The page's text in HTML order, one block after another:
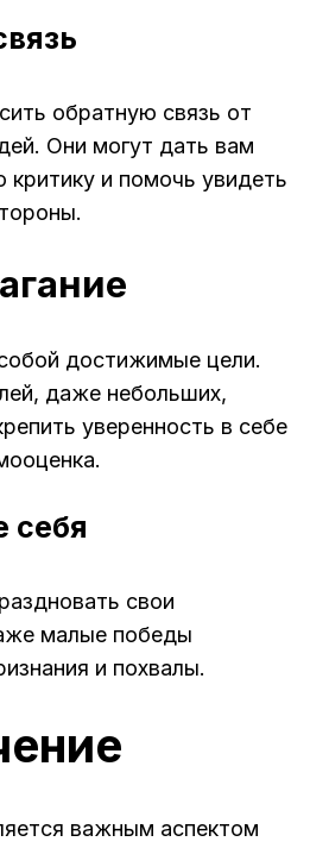
обратную связь от
Они могут дать вам
критику и помочь увидеть
достижимые цели.
даже небольших,
уверенность в себе
себя
свои
малые победы
и похвалы.
важным аспектом